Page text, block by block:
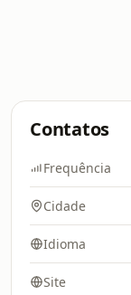
Contatos
Frequência
Cidade
Idioma
Site